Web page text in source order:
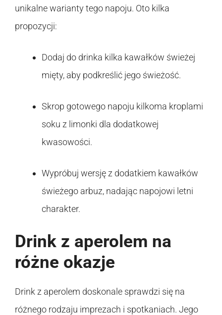
unikalne warianty tego napoju. Oto kilka
propozycji:
Dodaj do drinka kilka kawałków świeżej
mięty, aby podkreślić jego świeżość.
Skrop gotowego napoju kilkoma kroplami
soku z limonki dla dodatkowej
kwasowości.
Wypróbuj wersję z dodatkiem kawałków
świeżego arbuz, nadając napojowi letni
charakter.
Drink z aperolem na
różne okazje
Drink z aperolem doskonale sprawdzi się na
różnego rodzaju imprezach i spotkaniach. Jego